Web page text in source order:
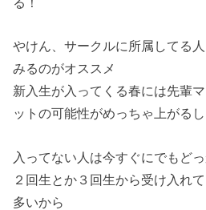
やけん、サークルに所属してる
みるのがオススメ
新入生が入ってくる春には先輩
ットの可能性がめっちゃ上がるし
入ってない人は今すぐにでもど
２回生とか３回生から受け入れ
多いから